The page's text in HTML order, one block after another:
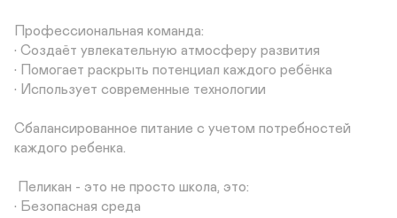
Профессиональная команда:
• Создаёт увлекательную атмосферу развития
• Помогает раскрыть потенциал каждого ребёнка
• Использует современные технологии
Сбалансированное питание с учетом потребностей
каждого ребенка.
• Безопасная среда